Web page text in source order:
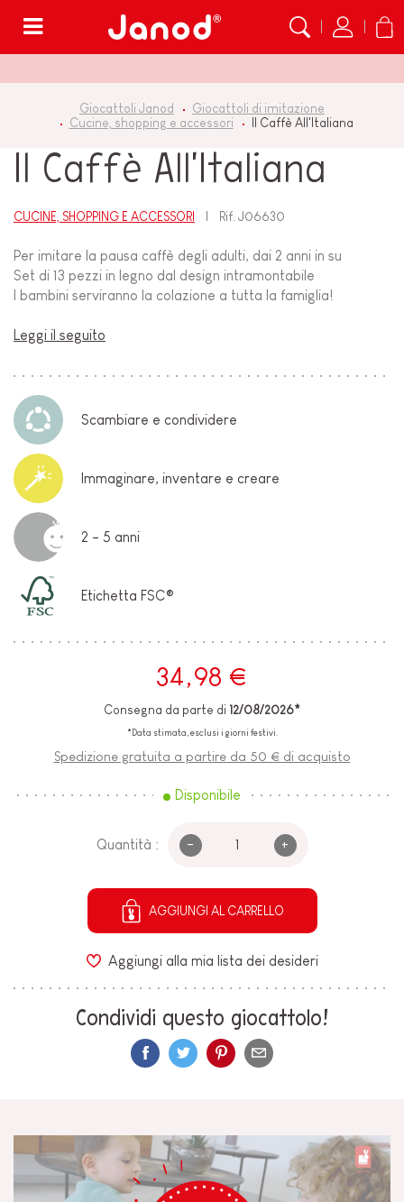
Giocattoli Janod
Giocattoli di imitazione
Cucine, shopping e accessori
Il Caffè All'Italiana
Il Caffè All'Italiana
CUCINE, SHOPPING E ACCESSORI Rif.J06630
Per imitare la pausa caffè degli adulti, dai 2 anni in su
Set di 13 pezzi in legno dal design intramontabile
I bambini serviranno la colazione a tutta la famiglia!
Leggi il seguito
Scambiare e condividere
Immaginare, inventare e creare
2 - 5 anni
Etichetta FSC®
34,98 €
Consegna da parte di 12/08/2026*
*Data stimata, esclusi i giorni festivi.
Spedizione gratuita a partire da 50 € di acquisto
Disponibile
Quantità : - +
AGGIUNGI AL CARRELLO
Aggiungi alla mia lista dei desideri
Condividi questo giocattolo!